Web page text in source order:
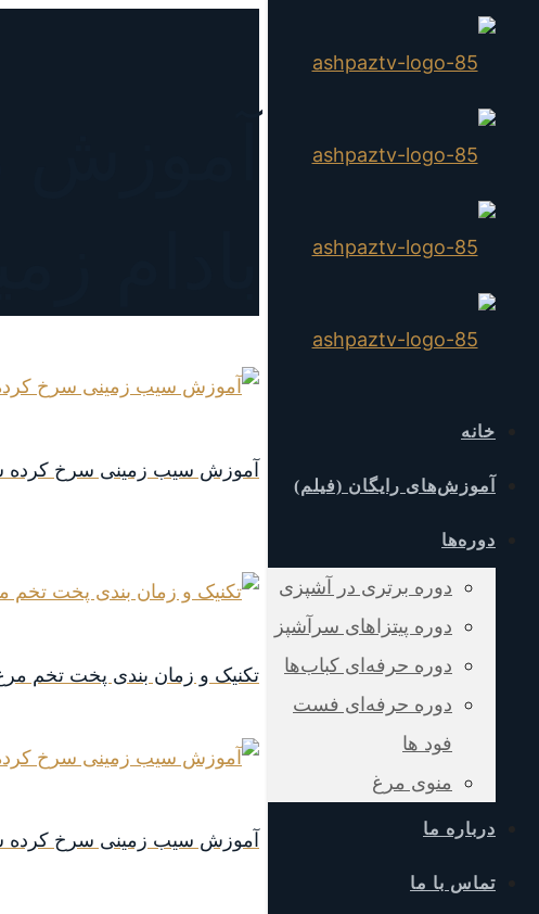
خانه
آموزش‌های رایگان (فیلم)
دوره‌ها
دوره برتری در آشپزی
دوره پیتزاهای سرآشپز
دوره حرفه‌ای کباب‎‌ها
دوره حرفه‌ای فست
فود ها
منوی مرغ
درباره ما
تماس با ما
آموزش سیب زمینی سرخ کرده
تکنیک و زمان بندی پخت تخم
آموزش سیب زمینی سرخ کرده